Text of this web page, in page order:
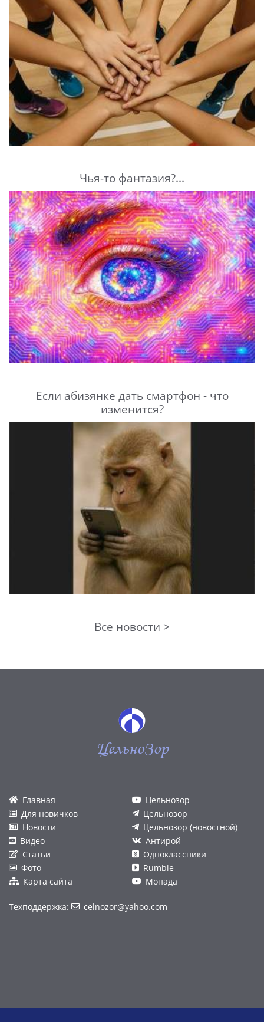
Чья-то фантазия?...
Если абизянке дать смартфон - что
изменится?
Все новости >
ЦельноЗор
Главная
Для новичков
Новости
Видео
Статьи
Фото
Карта сайта
Цельнозор
Цельнозор
Цельнозор (новостной)
Антирой
Одноклассники
Rumble
Монада
Техподдержка: celnozor@yahoo.com